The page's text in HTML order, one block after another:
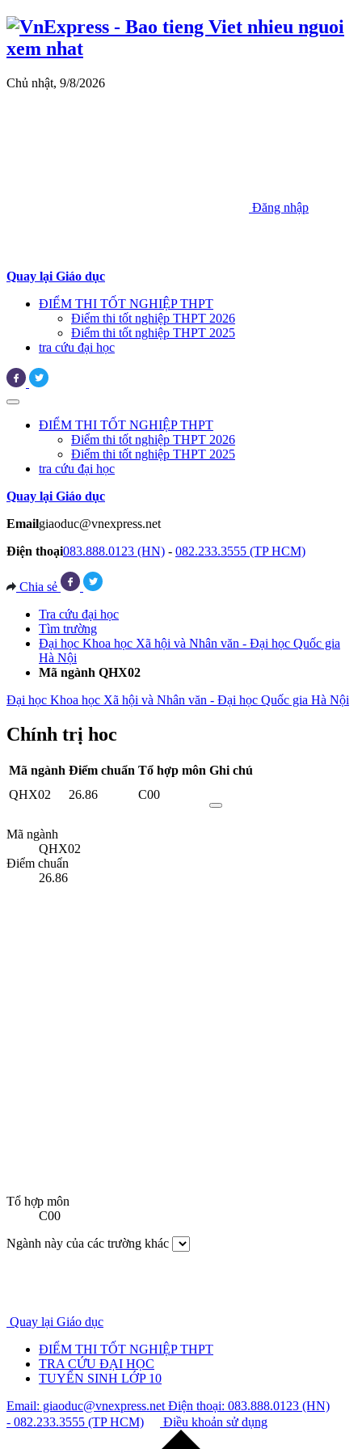
Chủ nhật, 9/8/2026
Đăng nhập
Quay lại Giáo dục
ĐIỂM THI TỐT NGHIỆP THPT
Điểm thi tốt nghiệp THPT 2026
Điểm thi tốt nghiệp THPT 2025
tra cứu đại học
ĐIỂM THI TỐT NGHIỆP THPT
Điểm thi tốt nghiệp THPT 2026
Điểm thi tốt nghiệp THPT 2025
tra cứu đại học
Quay lại Giáo dục
Emailgiaoduc@vnexpress.net
Điện thoại083.888.0123 (HN) - 082.233.3555 (TP HCM)
Chia sẻ
Tra cứu đại học
Tìm trường
Đại học Khoa học Xã hội và Nhân văn - Đại học Quốc gia
Hà Nội
Mã ngành QHX02
Đại học Khoa học Xã hội và Nhân văn - Đại học Quốc gia Hà Nội
Chính trị hoc
Mã ngành Điểm chuẩn Tổ hợp môn Ghi chú
QHX02
26.86 C00
Mã ngành
QHX02
Điểm chuẩn
26.86
Tổ hợp môn
C00
Ngành này của các trường khác
Quay lại Giáo dục
ĐIỂM THI TỐT NGHIỆP THPT
TRA CỨU ĐẠI HỌC
TUYỂN SINH LỚP 10
Email: giaoduc@vnexpress.netĐiện thoại: 083.888.0123 (HN)
- 082.233.3555 (TP HCM)
Điều khoản sử dụng